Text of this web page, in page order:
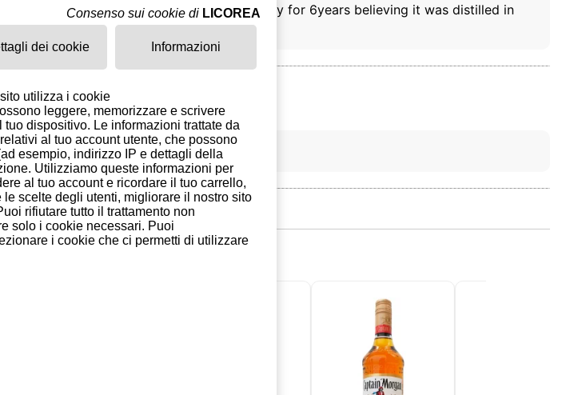
start to finish I’ve been after this Whisky for 6years believing it was distilled in
for a box on my next order
Consenso sui cookie di LICOREA
dei cookie Informazioni
utilizza i cookie
leggere, memorizzare e scrivere
dispositivo. Le informazioni trattate da
al tuo account utente, che possono
esempio, indirizzo IP e dettagli della
Utilizziamo queste informazioni per
al tuo account e ricordare il tuo carrello,
scelte degli utenti, migliorare il nostro sito
rifiutare tutto il trattamento non
solo i cookie necessari. Puoi
i cookie che ci permetti di utilizzare